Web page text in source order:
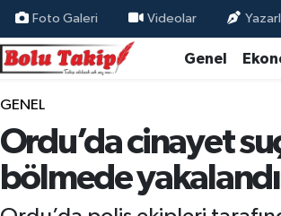
Foto Galeri Videolar
Genel
GENEL
Ordu’da cinayet
bölmede yakalandı